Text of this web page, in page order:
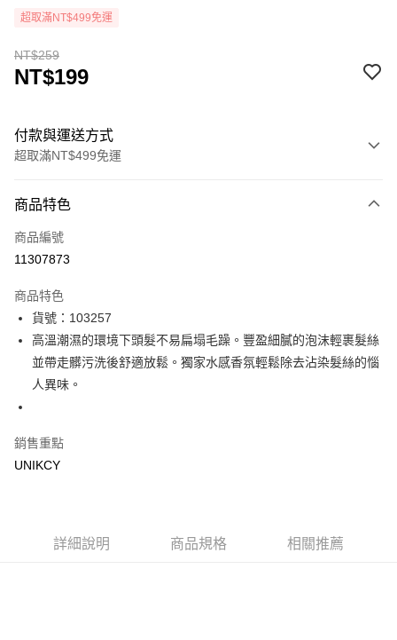
超取滿NT$499免運
NT$259
NT$199
付款與運送方式
超取滿NT$499免運
icash Pay
信用卡一次付款
LINE Pay
Apple Pay
街口支付
悠遊付
Google Pay
每筆NT$70，滿NT$499(含以上)免運費
商品特色
商品編號
11307873
商品特色
貨號：103257
高溫潮濕的環境下頭髮不易扁塌毛躁。豐盈細膩的泡沫輕裹髮絲
並帶走髒污洗後舒適放鬆。獨家水感香氛輕鬆除去沾染髮絲的惱
人異味。
銷售重點
UNIKCY
詳細說明 商品規格 相關推薦